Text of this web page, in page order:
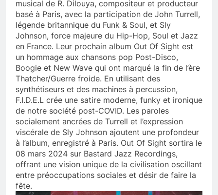
musical de R. Dilouya, compositeur et producteur
basé à Paris, avec la participation de John Turrell,
légende britannique du Funk & Soul, et Sly
Johnson, force majeure du Hip-Hop, Soul et Jazz
en France. Leur prochain album Out Of Sight est
un hommage aux chansons pop Post-Disco,
Boogie et New Wave qui ont marqué la fin de l’ère
Thatcher/Guerre froide. En utilisant des
synthétiseurs et des machines à percussion,
F.I.D.E.L crée une satire moderne, funky et ironique
de notre société post-COVID. Les paroles
socialement ancrées de Turrell et l’expression
viscérale de Sly Johnson ajoutent une profondeur
à l’album, enregistré à Paris. Out Of Sight sortira le
08 mars 2024 sur Bastard Jazz Recordings,
offrant une vision unique de la civilisation oscillant
entre préoccupations sociales et désir de faire la
fête.